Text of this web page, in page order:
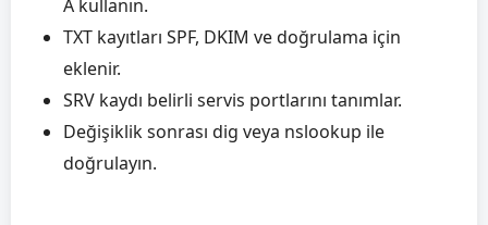
A kullanın.
TXT kayıtları SPF, DKIM ve doğrulama için
eklenir.
SRV kaydı belirli servis portlarını tanımlar.
Değişiklik sonrası dig veya nslookup ile
doğrulayın.